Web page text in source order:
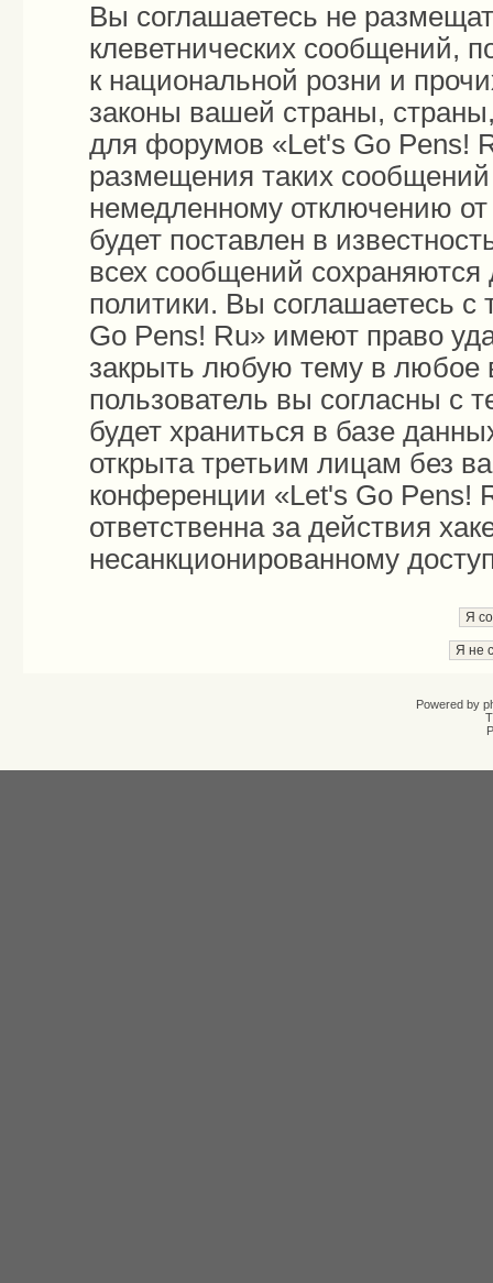
Вы соглашаетесь не
клеветнических сообщений,
к национальной розни и
законы вашей страны, страны,
для форумов «Let's Go Pens!
размещения таких
немедленному отключению
будет поставлен в
всех сообщений
политики. Вы соглашаетесь
Go Pens! Ru» имеют право
закрыть любую тему в любое
пользователь вы согласны с
будет храниться в базе
открыта третьим лицам без
конференции «Let's Go Pens!
ответственна за действия
несанкционированному
Powered by